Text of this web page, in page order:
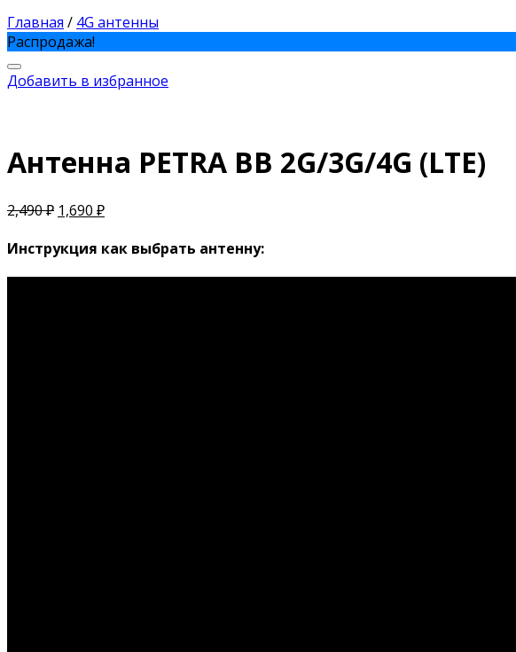
Главная / 4G антенны
Распродажа!
Добавить в избранное
Антенна PETRA BB 2G/3G/4G (LTE)
2,490₽ 1,690 ₽
Инструкция как выбрать антенну: